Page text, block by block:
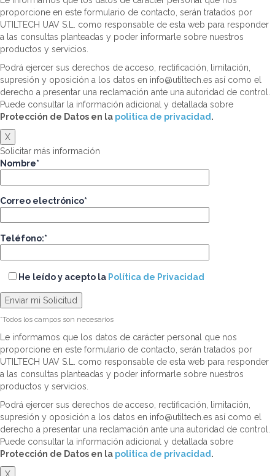
proporcione en este formulario de contacto, serán tratados por
UTILTECH UAV S.L. como responsable de esta web para responder
a las consultas planteadas y poder informarle sobre nuestros
productos y servicios.
Podrá ejercer sus derechos de acceso, rectificación, limitación,
supresión y oposición a los datos en info@utiltech.es así como el
derecho a presentar una reclamación ante una autoridad de control.
Puede consultar la información adicional y detallada sobre
Protección de Datos en la politica de privacidad .
X
Solicitar más información
Nombre*
Correo electrónico*
Teléfono:*
He leído y acepto la Política de Privacidad
*Todos los campos son necesarios
Le informamos que los datos de carácter personal que nos
proporcione en este formulario de contacto, serán tratados por
UTILTECH UAV S.L. como responsable de esta web para responder
a las consultas planteadas y poder informarle sobre nuestros
productos y servicios.
Podrá ejercer sus derechos de acceso, rectificación, limitación,
supresión y oposición a los datos en info@utiltech.es así como el
derecho a presentar una reclamación ante una autoridad de control.
Puede consultar la información adicional y detallada sobre
Protección de Datos en la politica de privacidad .